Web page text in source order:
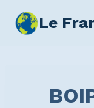
Le